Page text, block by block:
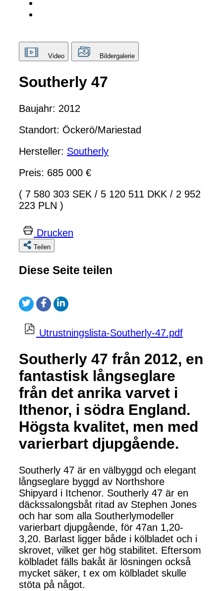
Video Bildergalerie
Southerly 47
Baujahr: 2012
Standort: Öckerö/Mariestad
Hersteller: Southerly
Preis: 685 000 €
( 7 580 303 SEK / 5 120 511 DKK / 2 952
223 PLN )
Drucken
Teilen
Diese Seite teilen
Utrustningslista-Southerly-47.pdf
Southerly 47 från 2012, en
fantastisk långseglare
från det anrika varvet i
Ithenor, i södra England.
Högsta kvalitet, men med
varierbart djupgående.
Southerly 47 är en välbyggd och elegant
långseglare byggd av Northshore
Shipyard i Itchenor. Southerly 47 är en
däckssalongsbåt ritad av Stephen Jones
och har som alla Southerlymodeller
varierbart djupgående, för 47an 1,20-
3,20. Barlast ligger både i kölbladet och i
skrovet, vilket ger hög stabilitet. Eftersom
kölbladet fälls bakåt är lösningen också
mycket säker, t ex om kölbladet skulle
stöta på något.